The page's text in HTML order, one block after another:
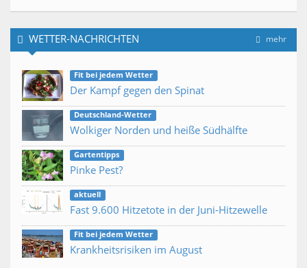
mehr
WETTER-NACHRICHTEN
Fit bei jedem Wetter
Der Kampf gegen den Spinat
Deutschland-Wetter
Wolkiger Norden und heiße Südhälfte
Gartentipps
Pinke Pest?
aktuell
Fast 9.600 Hitzetote in der Juni-Hitzewelle
Fit bei jedem Wetter
Krankheitsrisiken im August